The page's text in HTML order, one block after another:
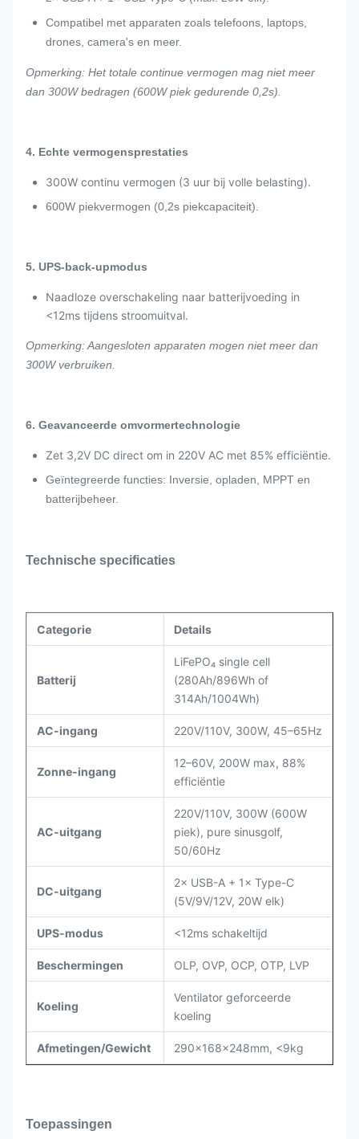
Compatibel met apparaten zoals telefoons, laptops,
drones, camera's en meer.
Opmerking: Het totale continue vermogen mag niet meer
dan 300W bedragen (600W piek gedurende 0,2s).
4. Echte vermogensprestaties
300W continu vermogen (3 uur bij volle belasting).
600W piekvermogen (0,2s piekcapaciteit).
5. UPS-back-upmodus
Naadloze overschakeling naar batterijvoeding in
<12ms tijdens stroomuitval.
Opmerking: Aangesloten apparaten mogen niet meer dan
300W verbruiken.
6. Geavanceerde omvormertechnologie
Zet 3,2V DC direct om in 220V AC met 85% efficiëntie.
Geïntegreerde functies: Inversie, opladen, MPPT en
batterijbeheer.
Technische specificaties
Categorie Details
Batterij
LiFePO₄ single cell
(280Ah/896Wh of
314Ah/1004Wh)
AC-ingang 220V/110V, 300W, 45–65Hz
Zonne-ingang
12–60V, 200W max, 88%
efficiëntie
AC-uitgang
220V/110V, 300W (600W
piek), pure sinusgolf,
50/60Hz
DC-uitgang
2× USB-A + 1× Type-C
(5V/9V/12V, 20W elk)
UPS-modus <12ms schakeltijd
Beschermingen OLP, OVP, OCP, OTP, LVP
Koeling
Ventilator geforceerde
koeling
Afmetingen/Gewicht 290×168×248mm, <9kg
Toepassingen